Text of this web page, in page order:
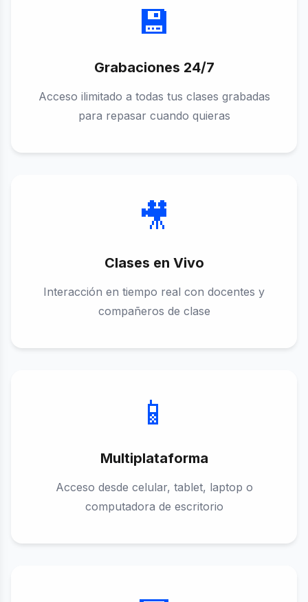
💾
Grabaciones 24/7
Acceso ilimitado a todas tus clases grabadas
para repasar cuando quieras
🎥
Clases en Vivo
Interacción en tiempo real con docentes y
compañeros de clase
📱
Multiplataforma
Acceso desde celular, tablet, laptop o
computadora de escritorio